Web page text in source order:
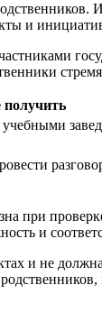
и
получить
учебными
и
и не